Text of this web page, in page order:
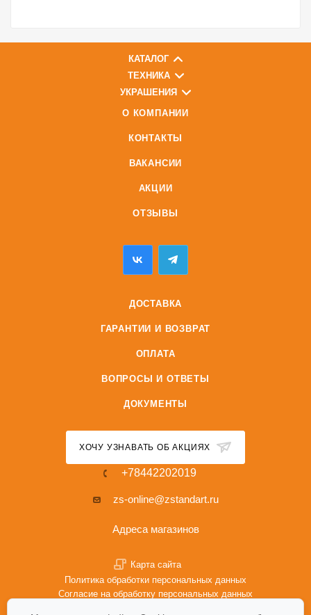
КАТАЛОГ
ТЕХНИКА
УКРАШЕНИЯ
О КОМПАНИИ
КОНТАКТЫ
ВАКАНСИИ
АКЦИИ
ОТЗЫВЫ
ДОСТАВКА
ГАРАНТИИ И ВОЗВРАТ
ОПЛАТА
ВОПРОСЫ И ОТВЕТЫ
ДОКУМЕНТЫ
ХОЧУ УЗНАВАТЬ ОБ АКЦИЯХ
+78442202019
zs-online@zstandart.ru
Адреса магазинов
Карта сайта
Политика обработки персональных данных
Согласие на обработку персональных данных